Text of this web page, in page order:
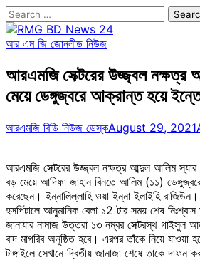
Search
for:
আর এম জি জোনলীড নিউজ
আরএমজি সেক্টরের উজ্জ্বল নক্ষত্র
মেয়ে ডেঙ্গুজ্বরে আক্রান্ত হয়ে
আরএমজি বিডি নিউজ ডেস্কAugust 29, 2021
আরএমজি সেক্টরের উজ্জ্বল নক্ষত্র আব্দুল আলিম স্যার
বড় মেয়ে আদিফা জাহান বিনতে আলিম (১১)
করেছেন। ইন্নালিল্লাহি ওয়া ইন্না ইলাইহি
হসপিটালে আনুমানিক বেলা ১2 টার সময় শেষ
জানাযার নামাজ উত্তরা ১৩ নম্বর সেক্টরস্থ গাইসুল
বাদ মাগরিব অনুষ্ঠিত হবে। এরপর তাঁকে নিয়ে যাওয়া
টাঙ্গাইলে সেখানে দ্বিতীয় জানাজা শেষে তাকে দাফন